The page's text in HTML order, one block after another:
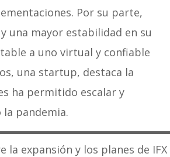
Por su parte,
una mayor estabilidad en su
a uno virtual y confiable
una startup, destaca la
ha permitido escalar y
pandemia.
la expansión y los planes de IFX